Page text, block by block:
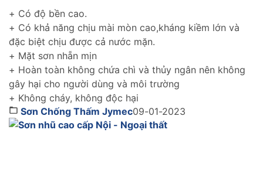
tường ngoài trời gìn giữ và tôn lên vẻ đẹp ngôi nhà
của bạn thách thức với thời gian.
+ Có độ bền cao.
+ Có khả năng chịu mài mòn cao,kháng kiềm lớn và
đặc biệt chịu được cả nước mặn.
+ Mặt sơn nhẵn mịn
+ Hoàn toàn không chứa chì và thủy ngân nên không
gây hại cho người dùng và môi trường
+ Không cháy, không độc hại
Sơn Chống Thấm Jymec09-01-2023